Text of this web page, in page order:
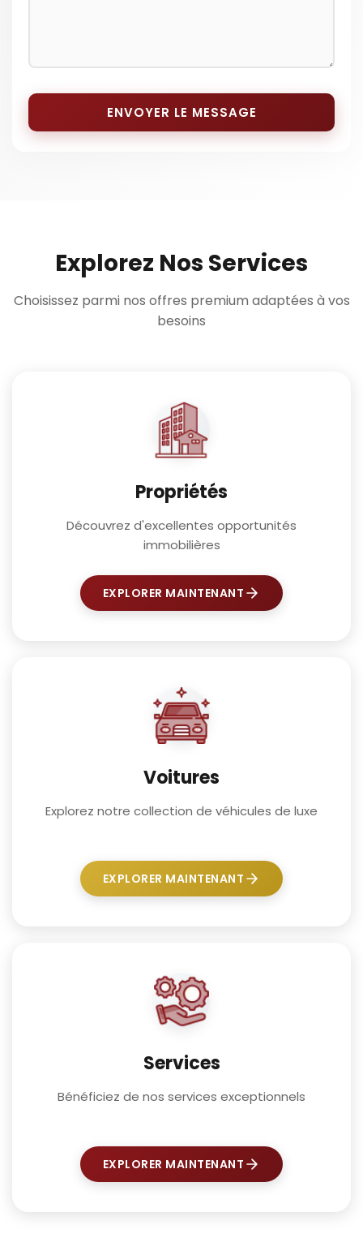
ENVOYER LE MESSAGE
Explorez Nos Services
Choisissez parmi nos offres premium adaptées à vos
besoins
Propriétés
Découvrez d'excellentes opportunités
immobilières
EXPLORER MAINTENANT
Voitures
Explorez notre collection de véhicules de luxe
EXPLORER MAINTENANT
Services
Bénéficiez de nos services exceptionnels
EXPLORER MAINTENANT